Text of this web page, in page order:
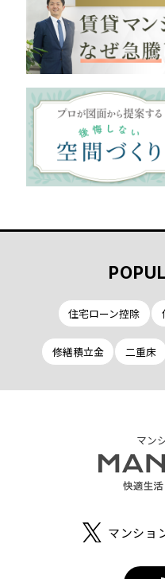
住宅ローン控除
修繕積立金 二重床
マン
マンショ